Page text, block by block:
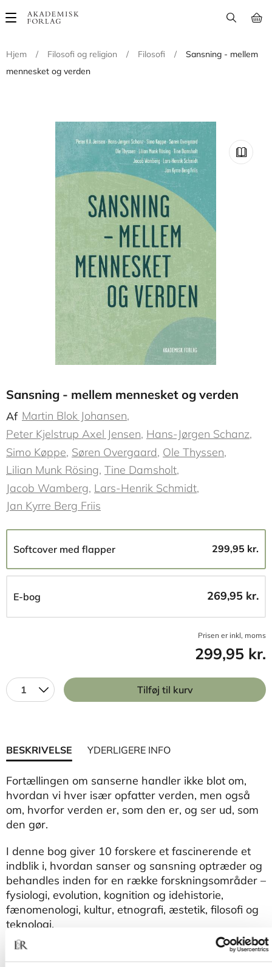
Main
Hjem
/ Filosofi og religion / Filosofi /
Sansning - mellem
mennesket og verden
Sansning - mellem mennesket og verden
Af Martin Blok Johansen
Peter Kjelstrup Axel Jensen Hans-Jørgen Schanz
Simo Køppe Søren Overgaard Ole Thyssen
Lilian Munk Rösing Tine Damsholt
Jacob Wamberg Lars-Henrik Schmidt
Jan Kyrre Berg Friis
Softcover med flapper 299,95 kr.
E-bog 269,95 kr.
Prisen er inkl, moms
299,95 kr.
1 Tilføj til kurv
BESKRIVELSE YDERLIGERE INFO
Fortællingen om sanserne handler ikke blot om,
hvordan vi hver især opfatter verden, men også
om, hvorfor verden er, som den er, og ser ud, som
den gør.
I denne bog giver 10 forskere et fascinerende et
indblik i, hvordan sanser og sansning optræder og
behandles inden for en række forskningsområder –
fysiologi, evolution, kognition og idehistorie,
fænomenologi, kultur, etnografi, æstetik, filosofi og
teknologi.
Sansning - mellem mennesket og verden